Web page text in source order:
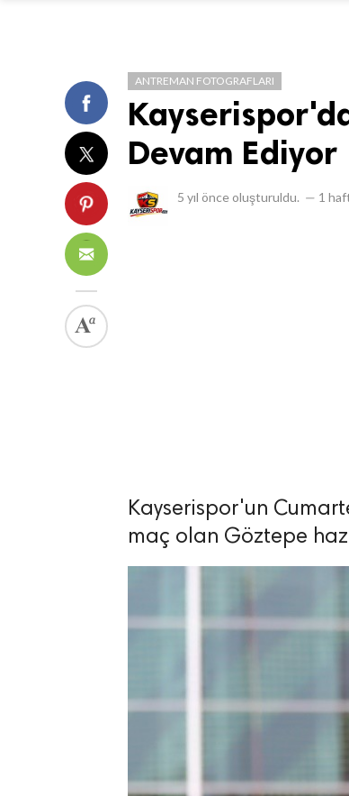
ANTREMAN FOTOGRAFLARI
Devam Ediyor
5 yıl önce oluşturuldu. — 1
Kayserispor'un
maç olan Göztepe